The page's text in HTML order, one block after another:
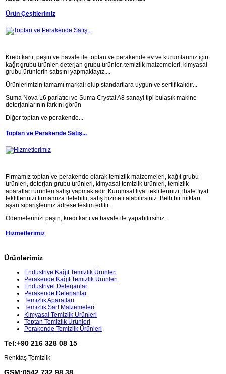
Ürün Çeşitlerimiz
Kredi kartı, peşin ve havale ile toptan ve perakende ev ve kurumlarınız için
kağıt grubu ürünler, deterjan grubu ürünler, temizlik malzemeleri, kimyasal
grubu ürünlerin satışını yapmaktayız....
Ürünlerimizin tamamı markalı olup standartlara uygun ve sertifikalıdır...
Suma Nova L6 parlatıcı ve Suma Crystal A8 sanayi tipi bulaşık makine
deterjanlarının farkını görün
Diğer toptan ve perakende...
Toptan ve Perakende Satış...
Firmamız toptan ve perakende olarak temizlik malzemeleri, kağıt grubu
ürünleri, deterjan grubu ürünleri, kimyasal temizlik ürünleri, temizlik
aparatları ürünleri satışı yapmaktadır. Kurumsal fiyat tekliflerinizi, ihale fiyat
tekliflerinizi firmamıza iletebilir, satış hizmeti alabilirsiniz. Belli bir miktarı
aşan siparişleriniz adrese teslim edilir.
Ödemelerinizi peşin, kredi kartı ve havale ile yapabilirsiniz...
Hizmetlerimiz
Ürünlerimiz
Endüstriye Kağıt Temizlik Ürünleri
Perakende Kağıt Temizlik Ürünleri
Endüstriyel Deterjanlar
Perakende Deterjanlar
Temizlik Aparatları
Temizlik Sarf Malzemeleri
Kimyasal Temizlik Ürünleri
Toptan Temizlik Ürünleri
Perakende Temizlik Ürünleri
Tel:+90 216 328 08 15
Renktaş Temizlik